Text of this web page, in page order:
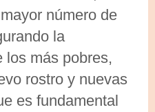
número de
la
los más pobres,
rostro y nuevas
es fundamental